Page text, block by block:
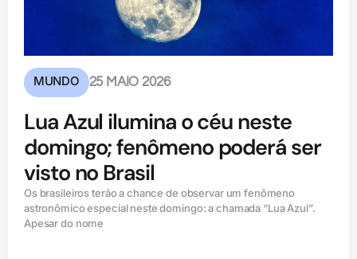
MUNDO 25 MAIO 2026
Lua Azul ilumina o céu neste
domingo; fenômeno poderá ser
visto no Brasil
Os brasileiros terão a chance de observar um fenômeno
astronômico especial neste domingo: a chamada “Lua Azul”.
Apesar do nome